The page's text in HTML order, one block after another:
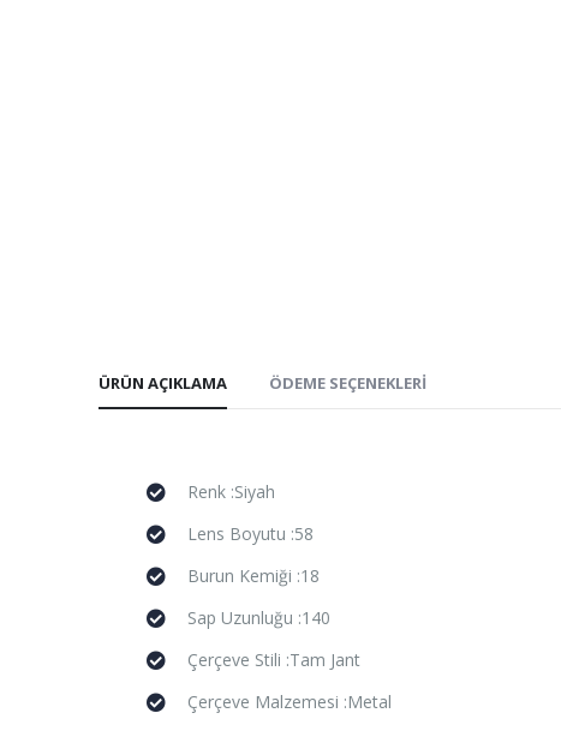
ÜRÜN AÇIKLAMA ÖDEME SEÇENEKLERI
Renk :Siyah
Lens Boyutu :58
Burun Kemiği :18
Sap Uzunluğu :140
Çerçeve Stili :Tam Jant
Çerçeve Malzemesi :Metal